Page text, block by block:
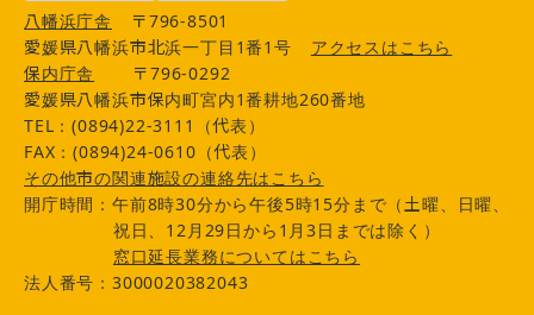
八幡浜庁舎
〒796-8501
愛媛県八幡浜市北浜一丁目1番1号
アクセスはこちら
保内庁舎
〒796-0292
愛媛県八幡浜市保内町宮内1番耕地260番地
TEL：(0894)22-3111（代表）
FAX：(0894)24-0610（代表）
その他市の関連施設の連絡先はこちら
開庁時間：午前8時30分から午後5時15分まで（土曜、日曜、
祝日、12月29日から1月3日までは除く）
窓口延長業務についてはこちら
法人番号：3000020382043